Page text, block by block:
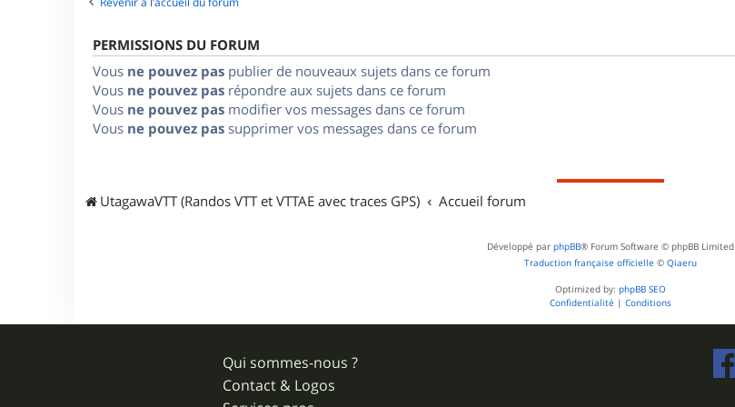
PERMISSIONS DU FORUM
Vous ne pouvez pas publier de nouveaux sujets dans ce forum
Vous ne pouvez pas répondre aux sujets dans ce forum
Vous ne pouvez pas modifier vos messages dans ce forum
Vous ne pouvez pas supprimer vos messages dans ce forum
UtagawaVTT (Randos VTT et VTTAE avec traces GPS) Accueil forum
Développé par phpBB® Forum Software © phpBB Limited
Traduction française officielle © Qiaeru
Optimized by: phpBB SEO
Confidentialité | Conditions
Qui sommes-nous ?
Contact & Logos